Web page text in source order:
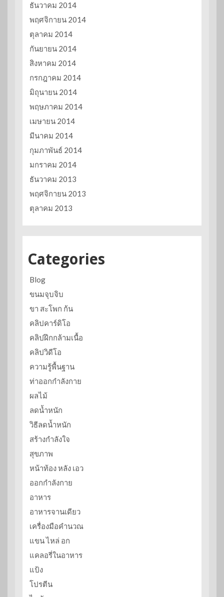
ธันวาคม 2014
พฤศจิกายน 2014
ตุลาคม 2014
กันยายน 2014
สิงหาคม 2014
กรกฎาคม 2014
มิถุนายน 2014
พฤษภาคม 2014
เมษายน 2014
มีนาคม 2014
กุมภาพันธ์ 2014
มกราคม 2014
ธันวาคม 2013
พฤศจิกายน 2013
ตุลาคม 2013
Categories
Blog
ขนมจุบจิบ
ขา สะโพก ก้น
คลิปคาร์ดิโอ
คลิปฝึกกล้ามเนื้อ
คลิปวิดีโอ
ความรู้พื้นฐาน
ท่าออกกำลังกาย
ผลไม้
ลดน้ำหนัก
วิธีลดน้ำหนัก
สร้างกำลังใจ
สุขภาพ
หน้าท้อง หลัง เอว
ออกกำลังกาย
อาหาร
อาหารจานเดียว
เครื่องมือคำนวณ
แขน ไหล่ อก
แคลอรี่ในอาหาร
แป้ง
โปรตีน